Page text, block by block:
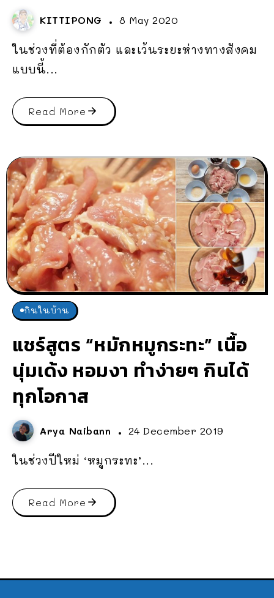
KITTIPONG 8 May 2020
ในช่วงที่ต้องกักตัว และเว้นระยะห่างทางสังคม
แบบนี้...
Read More
กินในบ้าน
แชร์สูตร “หมักหมูกระทะ” เนื้อ
นุ่มเด้ง หอมงา ทำง่ายๆ กินได้
ทุกโอกาส
Arya Naibann 24 December 2019
ในช่วงปีใหม่ ‘หมูกระทะ’...
Read More